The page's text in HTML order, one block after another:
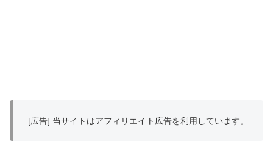
[広告] 当サイトはアフィリエイト広告を利用しています。